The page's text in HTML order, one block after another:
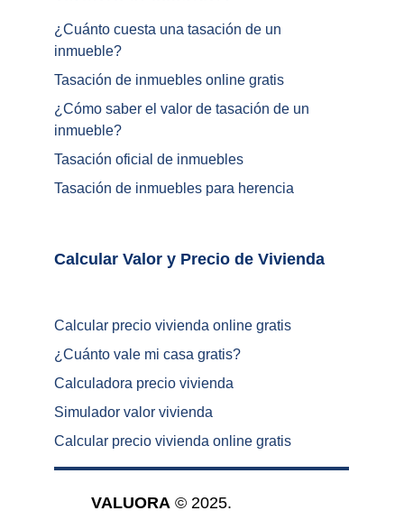
VALUORA © 2025.
¿Cuánto cuesta una tasación de un
inmueble?
Tasación de inmuebles online gratis
¿ Cómo saber el valor de tasación de un
inmueble?
Tasación oficial de inmuebles
Tasación de inmuebles para herencia
Calcular precio vivienda online gratis
¿ Cuánto vale mi casa gratis?
Calculadora precio vivienda
Simulador valor vivienda
Calcular precio vivienda online gratis